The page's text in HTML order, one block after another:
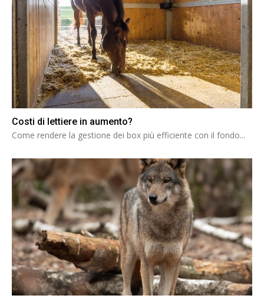
Costi di lettiere in aumento?
Come rendere la gestione dei box più efficiente con il fondo...